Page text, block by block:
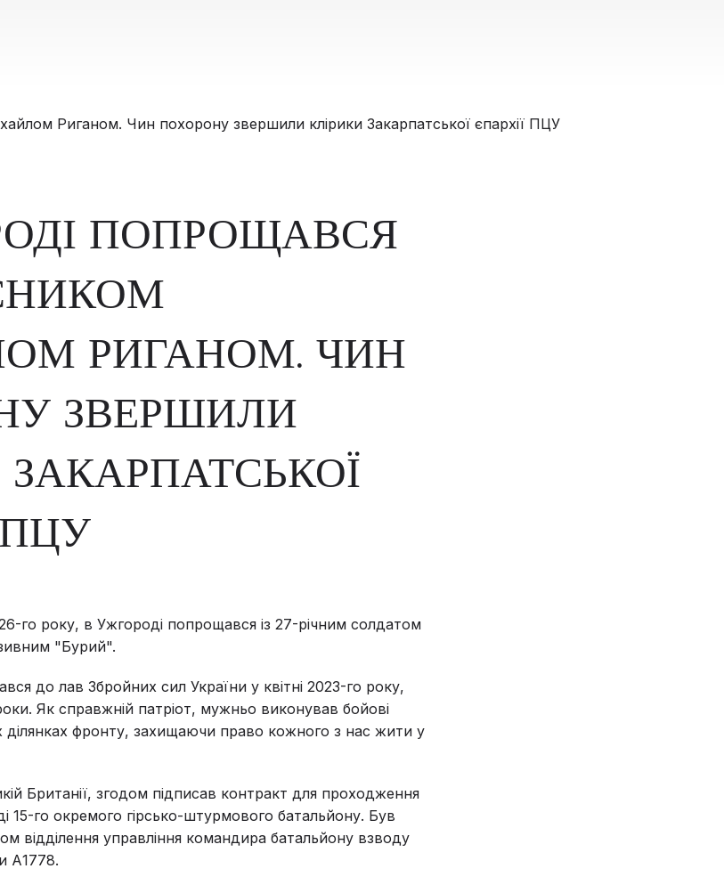
ПОПРОЩАВСЯ
РИГАНОМ. ЧИН
ЗВЕРШИЛИ
ПЦУ
го року, в Ужгороді попрощався із 27-річним солдатом
"Бурий".
до лав Збройних сил України у квітні 2023-го року,
Як справжній патріот, мужньо виконував бойові
ділянках фронту, захищаючи право кожного з нас жити у
Британії, згодом підписав контракт для проходження
15-го окремого гірсько-штурмового батальйону. Був
відділення управління командира батальйону взводу
А1778.